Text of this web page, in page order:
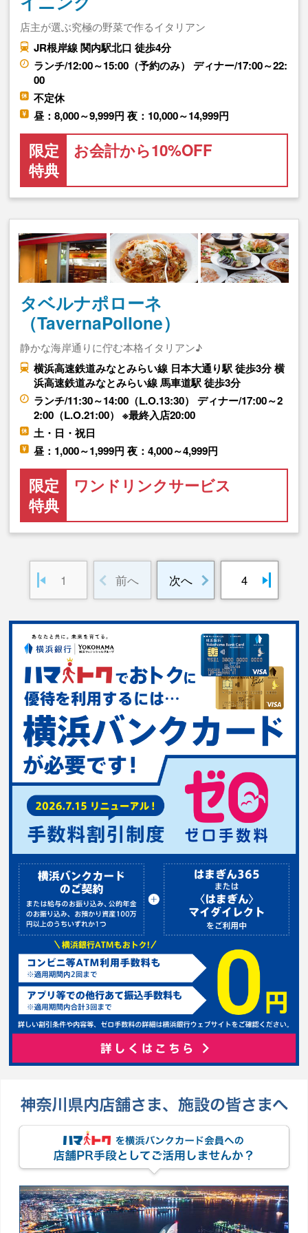
店主が選ぶ究極の野菜で作るイタリアン
JR根岸線 関内駅北口 徒歩4分
ランチ/12:00～15:00（予約のみ） ディナー/17:00～22:
00
不定休
昼：8,000～9,999円 夜：10,000～14,999円
限定
特典
お会計から10%OFF
タベルナポローネ
（TavernaPollone）
静かな海岸通りに佇む本格イタリアン♪
横浜高速鉄道みなとみらい線 日本大通り駅 徒歩3分 横
浜高速鉄道みなとみらい線 馬車道駅 徒歩3分
ランチ/11:30～14:00（L.O.13:30） ディナー/17:00～2
2:00（L.O.21:00） ※最終入店20:00
土・日・祝日
昼：1,000～1,999円 夜：4,000～4,999円
限定
特典
ワンドリンクサービス
1 前へ 次へ 4